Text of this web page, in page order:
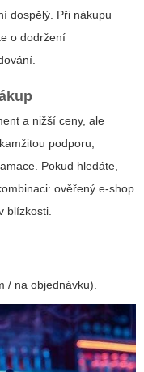
dospělý. Při nákupu
o dodržení
a nižší ceny, ale
podporu,
Pokud hledáte,
ověřený e-shop
blízkosti.
/ na objednávku).